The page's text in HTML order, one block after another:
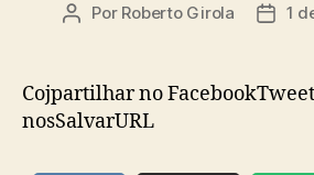
Autor
Por Roberto Girola
Data
1
Cojpartilhar no
nosSalvarURL